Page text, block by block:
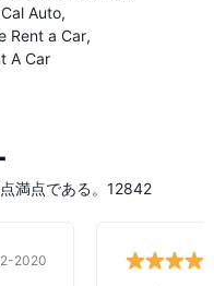
Cal Auto
Rent a Car
A Car
満点である。12842
2020